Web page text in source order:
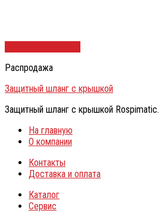
Распродажа
Защитный шланг с крышкой
Защитный шланг с крышкой Rospimatic.
На главную
О компании
Контакты
Доставка и оплата
Каталог
Сервис